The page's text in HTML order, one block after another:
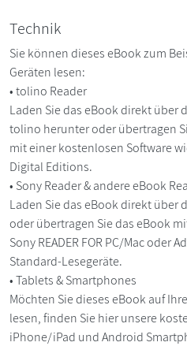
Technik
Sie können dieses eBook zum
Geräten lesen:
• tolino Reader
Laden Sie das eBook direkt über
tolino herunter oder übertragen
mit einer kostenlosen Software
Digital Editions.
• Sony Reader & andere eBook
Laden Sie das eBook direkt über
oder übertragen Sie das eBook
Sony READER FOR PC/Mac oder
Standard-Lesegeräte.
• Tablets & Smartphones
Möchten Sie dieses eBook auf
lesen, finden Sie hier unsere
iPhone/iPad und Android